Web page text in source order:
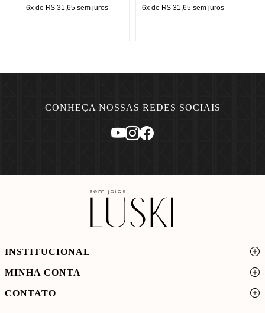
6x de R$ 31,65 sem juros 6x de R$ 31,65 sem juros
CONHEÇA NOSSAS REDES SOCIAIS
INSTITUCIONAL
MINHA CONTA
CONTATO